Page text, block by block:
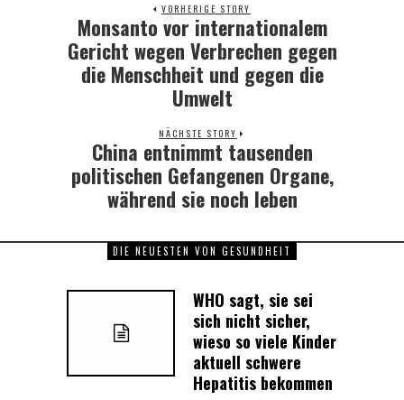
VORHERIGE STORY
Previous
post:
Monsanto vor internationalem
Gericht wegen Verbrechen gegen
die Menschheit und gegen die
Umwelt
NÄCHSTE STORY
Next
post:
China entnimmt tausenden
politischen Gefangenen Organe,
während sie noch leben
DIE NEUESTEN VON GESUNDHEIT
WHO sagt, sie sei
sich nicht sicher,
wieso so viele Kinder
aktuell schwere
Hepatitis bekommen